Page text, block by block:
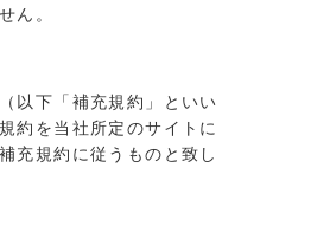
ん。
以下「補充規約」といい
約を当社所定のサイトに
充規約に従うものと致し